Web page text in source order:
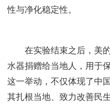
性与净化稳定性。
在实验结束之后，美
水器捐赠给当地人，用于
这一举动，不仅体现了中
其扎根当地、致力改善民